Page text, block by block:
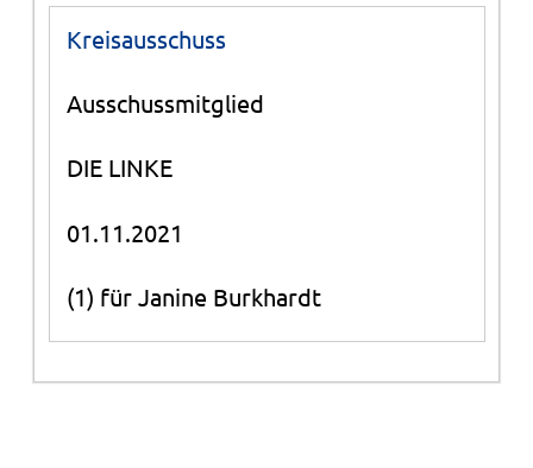
Kreisausschuss
Ausschussmitglied
DIE LINKE
01.11.2021
(1) für Janine Burkhardt